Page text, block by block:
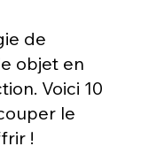
de
objet en
Voici 10
le
!